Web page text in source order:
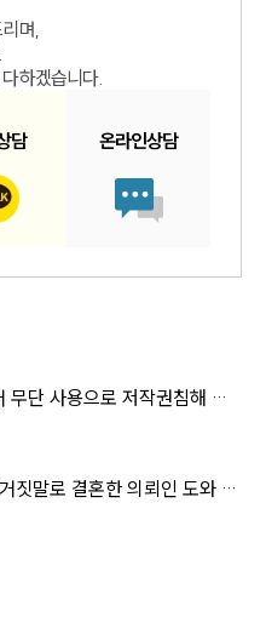
며,
하겠습니다.
담 온라인상담
저작권침해처벌 | 해외 소프트웨어 무단 사용으로 저작권침해 처벌 위기, 불기소 결정
이혼변호사상담 | 혼인 전 상대의 거짓말로 결혼한 의뢰인 도와 혼인 취소 판결